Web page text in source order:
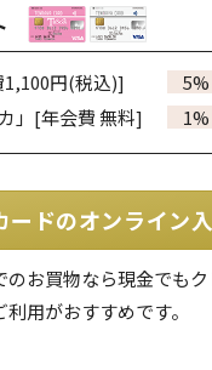
円(税込)] 5%
」 [年会費 無料] 1%
ードのオンライン
のお買物なら現金でも
用がおすすめです。